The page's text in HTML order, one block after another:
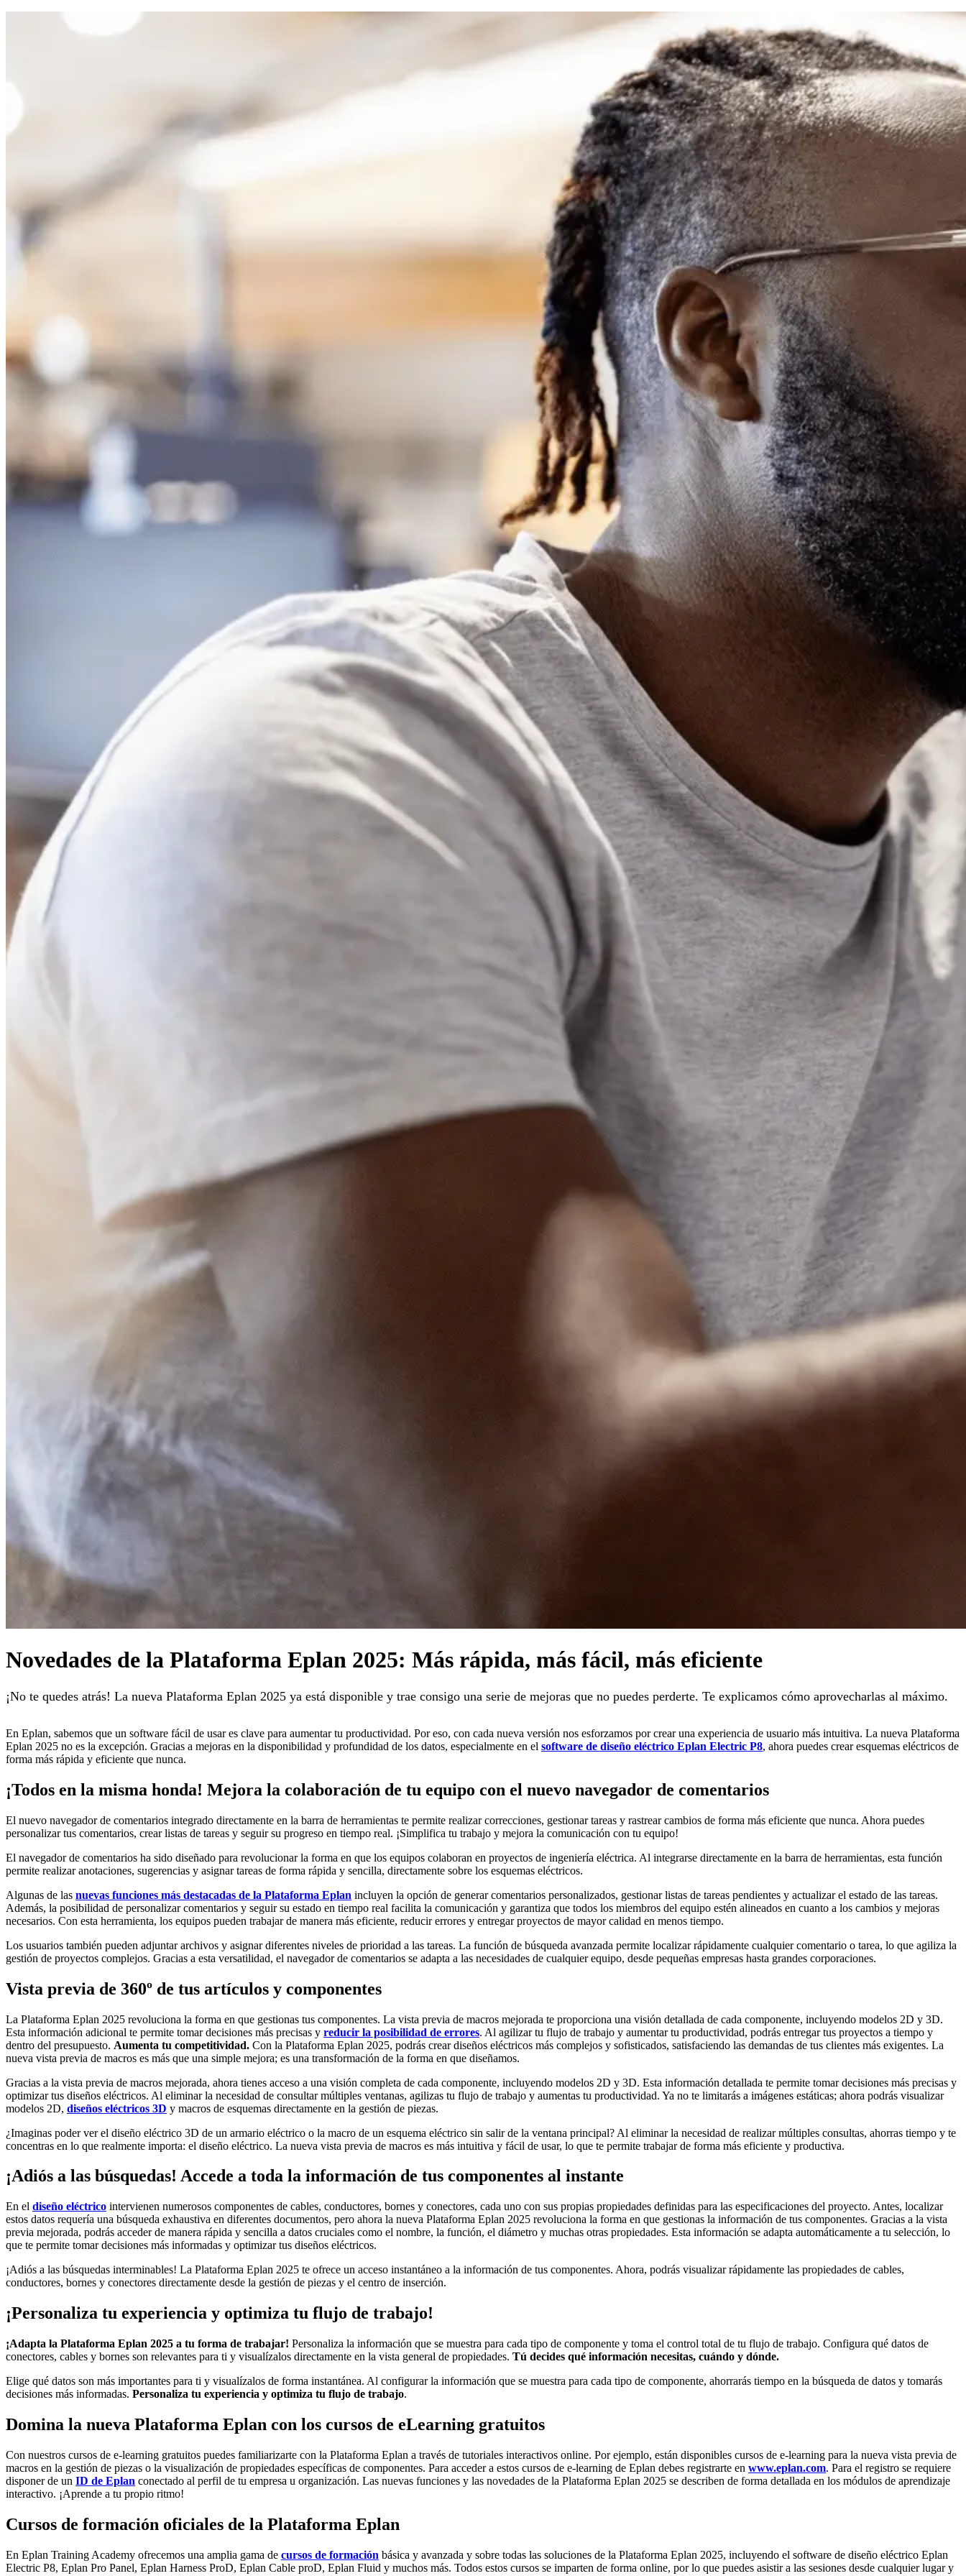
Novedades de la Plataforma Eplan 2025: Más rápida, más fácil, más eficiente
¡No te quedes atrás! La nueva Plataforma Eplan 2025 ya está disponible y trae consigo una serie de mejoras que no puedes perderte. Te explicamos cómo aprovecharlas al máximo.
En Eplan, sabemos que un software fácil de usar es clave para aumentar tu productividad. Por eso, con cada nueva versión nos esforzamos por crear una experiencia de usuario más intuitiva. La nueva Plataforma
Eplan 2025 no es la excepción. Gracias a mejoras en la disponibilidad y profundidad de los datos, especialmente en el software de diseño eléctrico Eplan Electric P8, ahora puedes crear esquemas eléctricos de
forma más rápida y eficiente que nunca.
¡Todos en la misma honda! Mejora la colaboración de tu equipo con el nuevo navegador de comentarios
El nuevo navegador de comentarios integrado directamente en la barra de herramientas te permite realizar correcciones, gestionar tareas y rastrear cambios de forma más eficiente que nunca. Ahora puedes
personalizar tus comentarios, crear listas de tareas y seguir su progreso en tiempo real. ¡Simplifica tu trabajo y mejora la comunicación con tu equipo!
El navegador de comentarios ha sido diseñado para revolucionar la forma en que los equipos colaboran en proyectos de ingeniería eléctrica. Al integrarse directamente en la barra de herramientas, esta función
permite realizar anotaciones, sugerencias y asignar tareas de forma rápida y sencilla, directamente sobre los esquemas eléctricos.
Algunas de las nuevas funciones más destacadas de la Plataforma Eplan incluyen la opción de generar comentarios personalizados, gestionar listas de tareas pendientes y actualizar el estado de las tareas.
Además, la posibilidad de personalizar comentarios y seguir su estado en tiempo real facilita la comunicación y garantiza que todos los miembros del equipo estén alineados en cuanto a los cambios y mejoras
necesarios. Con esta herramienta, los equipos pueden trabajar de manera más eficiente, reducir errores y entregar proyectos de mayor calidad en menos tiempo.
Los usuarios también pueden adjuntar archivos y asignar diferentes niveles de prioridad a las tareas. La función de búsqueda avanzada permite localizar rápidamente cualquier comentario o tarea, lo que agiliza la
gestión de proyectos complejos. Gracias a esta versatilidad, el navegador de comentarios se adapta a las necesidades de cualquier equipo, desde pequeñas empresas hasta grandes corporaciones.
Vista previa de 360º de tus artículos y componentes
La Plataforma Eplan 2025 revoluciona la forma en que gestionas tus componentes. La vista previa de macros mejorada te proporciona una visión detallada de cada componente, incluyendo modelos 2D y 3D.
Esta información adicional te permite tomar decisiones más precisas y reducir la posibilidad de errores. Al agilizar tu flujo de trabajo y aumentar tu productividad, podrás entregar tus proyectos a tiempo y
dentro del presupuesto. Aumenta tu competitividad. Con la Plataforma Eplan 2025, podrás crear diseños eléctricos más complejos y sofisticados, satisfaciendo las demandas de tus clientes más exigentes. La
nueva vista previa de macros es más que una simple mejora; es una transformación de la forma en que diseñamos.
Gracias a la vista previa de macros mejorada, ahora tienes acceso a una visión completa de cada componente, incluyendo modelos 2D y 3D. Esta información detallada te permite tomar decisiones más precisas y
optimizar tus diseños eléctricos. Al eliminar la necesidad de consultar múltiples ventanas, agilizas tu flujo de trabajo y aumentas tu productividad. Ya no te limitarás a imágenes estáticas; ahora podrás visualizar
modelos 2D, diseños eléctricos 3D y macros de esquemas directamente en la gestión de piezas.
¿Imaginas poder ver el diseño eléctrico 3D de un armario eléctrico o la macro de un esquema eléctrico sin salir de la ventana principal? Al eliminar la necesidad de realizar múltiples consultas, ahorras tiempo y te
concentras en lo que realmente importa: el diseño eléctrico. La nueva vista previa de macros es más intuitiva y fácil de usar, lo que te permite trabajar de forma más eficiente y productiva.
¡Adiós a las búsquedas! Accede a toda la información de tus componentes al instante
En el diseño eléctrico intervienen numerosos componentes de cables, conductores, bornes y conectores, cada uno con sus propias propiedades definidas para las especificaciones del proyecto. Antes, localizar
estos datos requería una búsqueda exhaustiva en diferentes documentos, pero ahora la nueva Plataforma Eplan 2025 revoluciona la forma en que gestionas la información de tus componentes. Gracias a la vista
previa mejorada, podrás acceder de manera rápida y sencilla a datos cruciales como el nombre, la función, el diámetro y muchas otras propiedades. Esta información se adapta automáticamente a tu selección, lo
que te permite tomar decisiones más informadas y optimizar tus diseños eléctricos.
¡Adiós a las búsquedas interminables! La Plataforma Eplan 2025 te ofrece un acceso instantáneo a la información de tus componentes. Ahora, podrás visualizar rápidamente las propiedades de cables,
conductores, bornes y conectores directamente desde la gestión de piezas y el centro de inserción.
¡Personaliza tu experiencia y optimiza tu flujo de trabajo!
¡Adapta la Plataforma Eplan 2025 a tu forma de trabajar! Personaliza la información que se muestra para cada tipo de componente y toma el control total de tu flujo de trabajo. Configura qué datos de
conectores, cables y bornes son relevantes para ti y visualízalos directamente en la vista general de propiedades. Tú decides qué información necesitas, cuándo y dónde.
Elige qué datos son más importantes para ti y visualízalos de forma instantánea. Al configurar la información que se muestra para cada tipo de componente, ahorrarás tiempo en la búsqueda de datos y tomarás
decisiones más informadas. Personaliza tu experiencia y optimiza tu flujo de trabajo.
Domina la nueva Plataforma Eplan con los cursos de eLearning gratuitos
Con nuestros cursos de e-learning gratuitos puedes familiarizarte con la Plataforma Eplan a través de tutoriales interactivos online. Por ejemplo, están disponibles cursos de e-learning para la nueva vista previa de
macros en la gestión de piezas o la visualización de propiedades específicas de componentes. Para acceder a estos cursos de e-learning de Eplan debes registrarte en www.eplan.com. Para el registro se requiere
disponer de un ID de Eplan conectado al perfil de tu empresa u organización. Las nuevas funciones y las novedades de la Plataforma Eplan 2025 se describen de forma detallada en los módulos de aprendizaje
interactivo. ¡Aprende a tu propio ritmo!
Cursos de formación oficiales de la Plataforma Eplan
En Eplan Training Academy ofrecemos una amplia gama de cursos de formación básica y avanzada y sobre todas las soluciones de la Plataforma Eplan 2025, incluyendo el software de diseño eléctrico Eplan
Electric P8, Eplan Pro Panel, Eplan Harness ProD, Eplan Cable proD, Eplan Fluid y muchos más. Todos estos cursos se imparten de forma online, por lo que puedes asistir a las sesiones desde cualquier lugar y